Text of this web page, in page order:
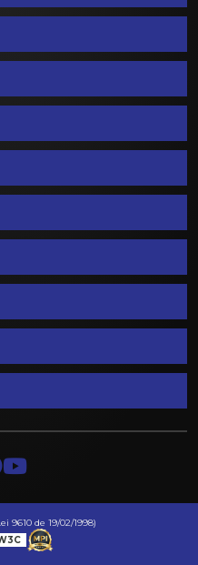
9610 de 19/02/1998)